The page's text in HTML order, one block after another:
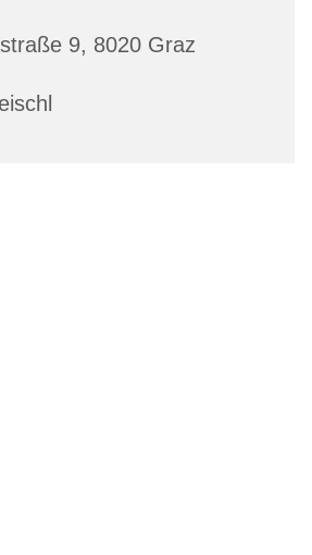
9, 8020 Graz